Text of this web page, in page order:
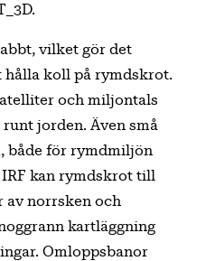
vilket gör det
hålla koll på rymdskrot.
och miljontals
jorden. Även små
både för rymdmiljön
kan rymdskrot till
av norrsken och
kartläggning
Omloppsbanor